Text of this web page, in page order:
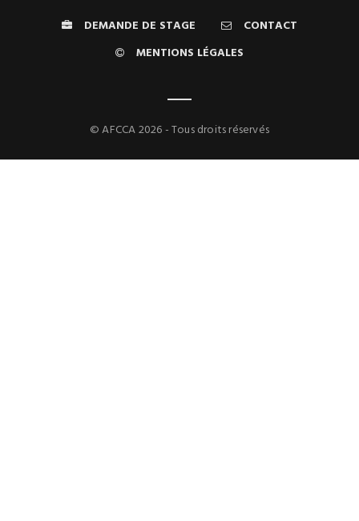
DEMANDE DE STAGE
CONTACT
MENTIONS LÉGALES
© AFCCA 2026 - Tous droits réservés